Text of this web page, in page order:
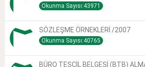
Okunma Sayısı:43971
SÖZLEŞME ÖRNEKLERİ /2007
Okunma Sayısı:40765
BÜRO TESCİL BELGESİ (BTB)